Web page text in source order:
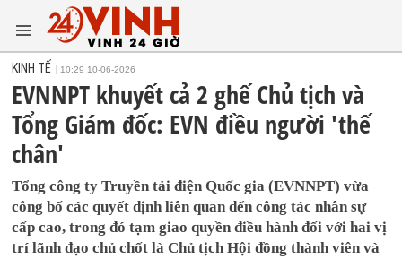
KINH TẾ 10:29 10-06-2026
EVNNPT khuyết cả 2 ghế Chủ tịch và
Tổng Giám đốc: EVN điều người 'thế
chân'
Tổng công ty Truyền tải điện Quốc gia (EVNNPT) vừa
công bố các quyết định liên quan đến công tác nhân sự
cấp cao, trong đó tạm giao quyền điều hành đối với hai vị
trí lãnh đạo chủ chốt là Chủ tịch Hội đồng thành viên và